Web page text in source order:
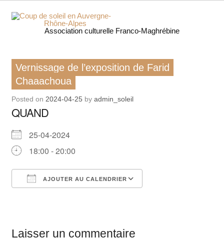
Skip
content
Coup
Association culturelle Franco-Maghrébine
Vernissage de l’exposition de Farid
Chaaachoua
Posted on 2024-04-25 by admin_soleil
QUAND
25-04-2024
18:00 - 20:00
AJOUTER AU CALENDRIER
Laisser un commentaire